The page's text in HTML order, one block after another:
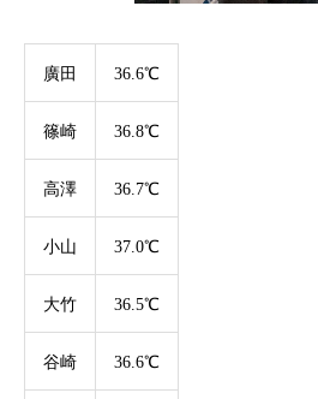
廣田 36.6℃
篠崎 36.8℃
高澤 36.7℃
小山 37.0℃
大竹 36.5℃
谷崎 36.6℃